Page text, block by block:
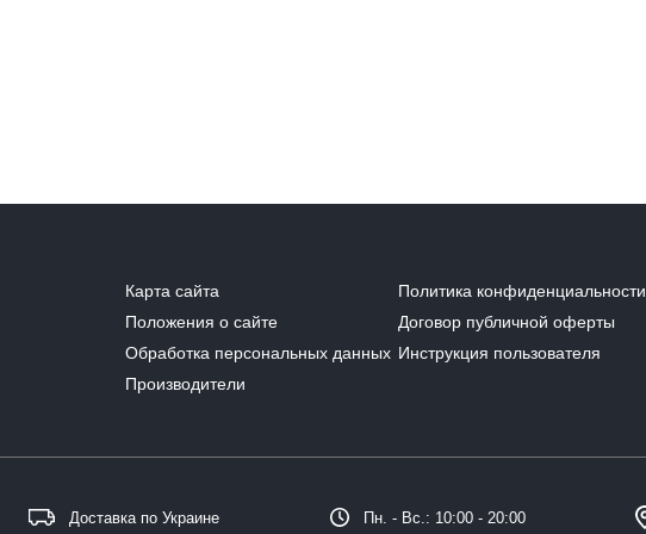
Карта сайта
Политика конфиденциальности
Положения о сайте
Договор публичной оферты
Обработка персональных данных Инструкция пользователя
Производители
Доставка по Украине Пн. - Вс.: 10:00 - 20:00